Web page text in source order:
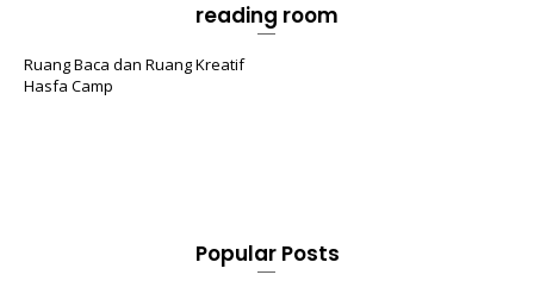
reading room
Ruang Baca dan Ruang Kreatif
Hasfa Camp
Popular Posts